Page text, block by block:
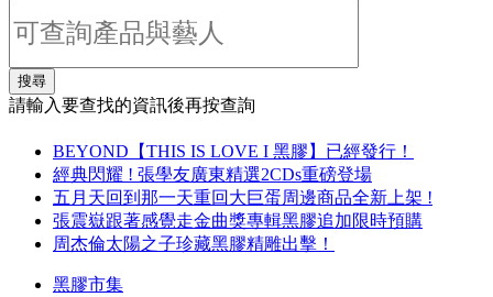
搜尋
請輸入要查找的資訊後再按查詢
BEYOND【THIS IS LOVE I 黑膠】已經發行！
經典閃耀 ! 張學友廣東精選2CDs重磅登場
五月天回到那一天重回大巨蛋周邊商品全新上架 !
張震嶽跟著感覺走金曲獎專輯黑膠追加限時預購
周杰倫太陽之子珍藏黑膠精雕出擊！
黑膠市集